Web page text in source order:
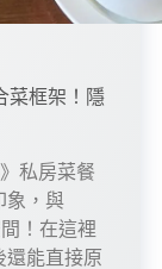
菜框架！隱
私房菜餐
象，與
！在這裡
還能直接原